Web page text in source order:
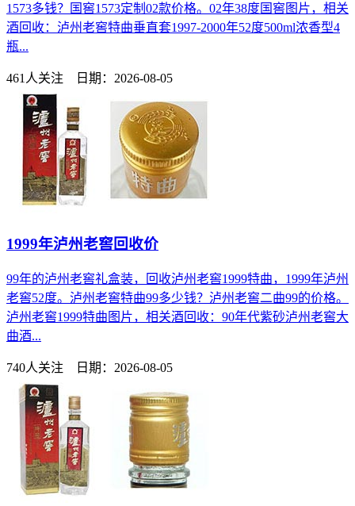
1573多钱？国窖1573定制02款价格。02年38度国窖图片，相关
酒回收：泸州老窖特曲垂直套1997-2000年52度500ml浓香型4
瓶...
461人关注 日期：2026-08-05
1999年泸州老窖回收价
99年的泸州老窖礼盒装，回收泸州老窖1999特曲，1999年泸州
老窖52度。泸州老窖特曲99多少钱？泸州老窖二曲99的价格。
泸州老窖1999特曲图片，相关酒回收：90年代紫砂泸州老窖大
曲酒...
740人关注 日期：2026-08-05